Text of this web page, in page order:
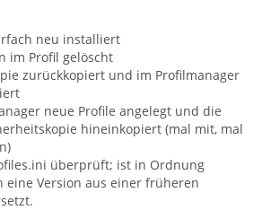
neu installiert
im Profil gelöscht
zurückkopiert und im Profilmanager
neue Profile angelegt und die
hineinkopiert (mal mit, mal
überprüft; ist in Ordnung
eine Version aus einer früheren